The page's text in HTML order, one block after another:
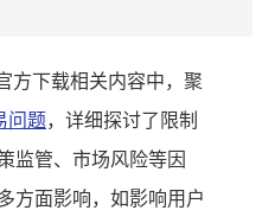
方下载相关内容中，聚
问题，详细探讨了限制
监管、市场风险等因
方面影响，如影响用户